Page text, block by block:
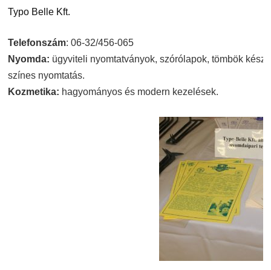
Typo Belle Kft.
Telefonszám: 06-32/456-065
Nyomda: ügyviteli nyomtatványok, szórólapok, tömbök
színes nyomtatás.
Kozmetika: hagyományos és modern kezelések.